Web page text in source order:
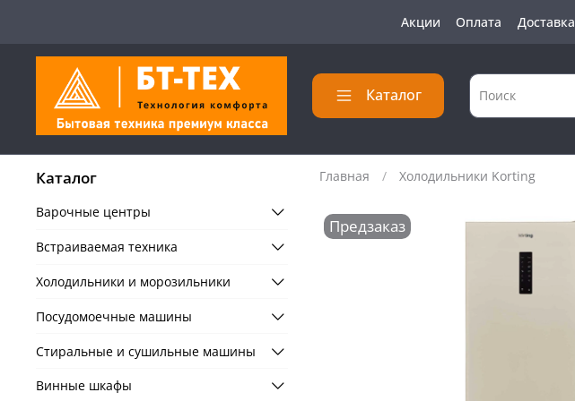
Акции Оплата Доставка
Каталог
Главная Холодильники Korting
Предзаказ
Каталог
Варочные центры
Встраиваемая техника
Холодильники и морозильники
Посудомоечные машины
Стиральные и сушильные машины
Винные шкафы